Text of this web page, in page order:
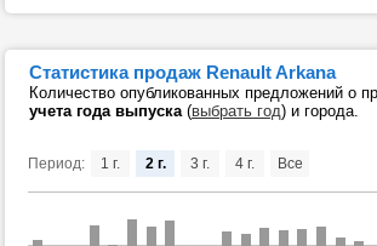
Статистика продаж Renault Arkana
Количество опубликованных предложений о
учета года выпуска(выбрать год) и города.
Период: 1 г. 2 г. 3 г. 4 г. Все